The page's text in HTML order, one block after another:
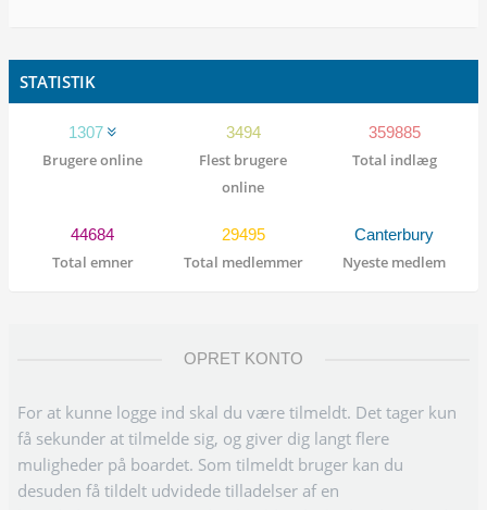
STATISTIK
1307
Brugere online
3494
Flest brugere
online
359885
Total indlæg
44684
Total emner
29495
Total medlemmer
Canterbury
Nyeste medlem
OPRET KONTO
For at kunne logge ind skal du være tilmeldt. Det tager kun
få sekunder at tilmelde sig, og giver dig langt flere
muligheder på boardet. Som tilmeldt bruger kan du
desuden få tildelt udvidede tilladelser af en